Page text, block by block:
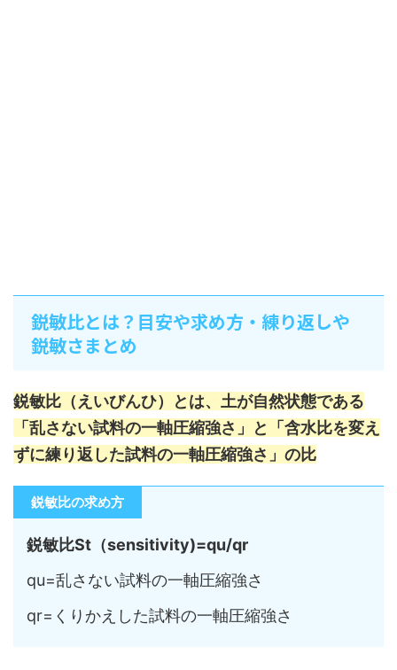
鋭敏比とは？目安や求め方・練り返しや
鋭敏さまとめ
鋭敏比（えいびんひ）とは、土が自然状態である
「乱さない試料の一軸圧縮強さ」と「含水比を変え
ずに練り返した試料の一軸圧縮強さ」の比
鋭敏比の求め方
鋭敏比St（sensitivity)=qu/qr
qu=乱さない試料の一軸圧縮強さ
qr=くりかえした試料の一軸圧縮強さ